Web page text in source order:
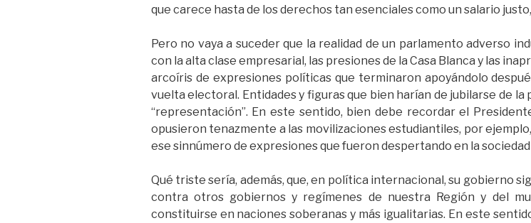
que carece hasta de los derechos tan esenciales como un salario
Pero no vaya a suceder que la realidad de un parlamento adverso
con la alta clase empresarial, las presiones de la Casa Blanca y las
arcoíris de expresiones políticas que terminaron apoyándolo
vuelta electoral. Entidades y figuras que bien harían de jubilarse de
“representación”. En este sentido, bien debe recordar el
opusieron tenazmente a las movilizaciones estudiantiles, por
ese sinnúmero de expresiones que fueron despertando en la
Qué triste sería, además, que, en política internacional, su gobierno
contra otros gobiernos y regímenes de nuestra Región y del
constituirse en naciones soberanas y más igualitarias. En este